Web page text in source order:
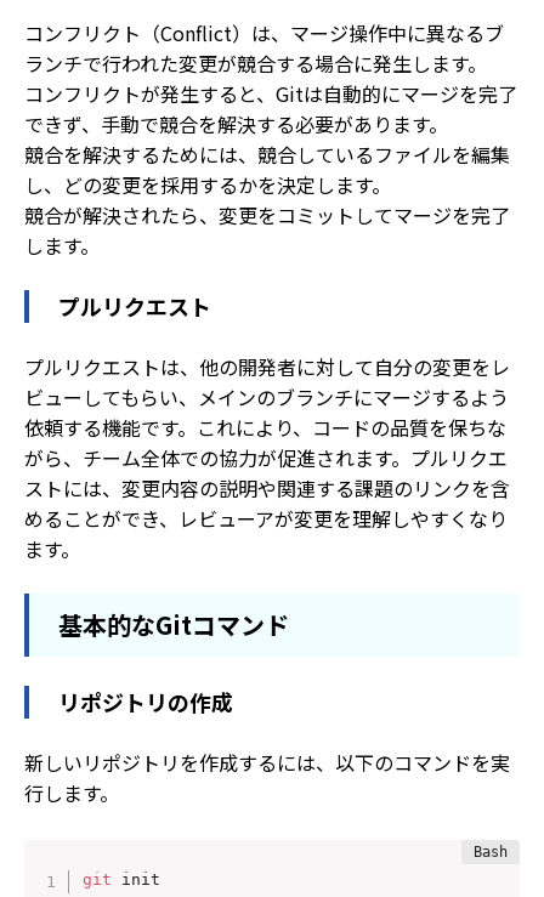
コンフリクト（Conflict）は、マージ操作中に異なるブ
ランチで行われた変更が競合する場合に発生します。
コンフリクトが発生すると、Gitは自動的にマージを完了
できず、手動で競合を解決する必要があります。
競合を解決するためには、競合しているファイルを編集
し、どの変更を採用するかを決定します。
競合が解決されたら、変更をコミットしてマージを完了
します。
プルリクエスト
プルリクエストは、他の開発者に対して自分の変更をレ
ビューしてもらい、メインのブランチにマージするよう
依頼する機能です。これにより、コードの品質を保ちな
がら、チーム全体での協力が促進されます。プルリクエ
ストには、変更内容の説明や関連する課題のリンクを含
めることができ、レビューアが変更を理解しやすくなり
ます。
基本的なGitコマンド
リポジトリの作成
新しいリポジトリを作成するには、以下のコマンドを実
行します。
git init